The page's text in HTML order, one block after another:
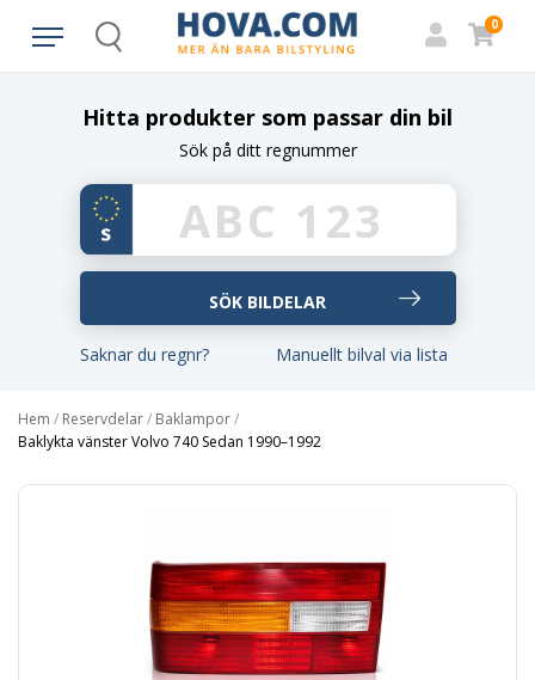
Search
0
Hitta produkter som passar din bil
Sök på ditt regnummer
Saknar du regnr? Manuellt bilval via lista
Hem / Reservdelar/ Baklampor/
Baklykta vänster Volvo 740 Sedan 1990–1992